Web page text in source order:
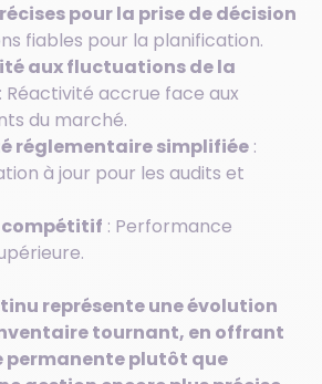
pour la prise de décision
fiables pour la planification.
aux fluctuations de la
: Réactivité accrue face aux
du marché.
réglementaire simplifiée :
à jour pour les audits et
: Performance
représente une évolution
tournant, en offrant
permanente plutôt que